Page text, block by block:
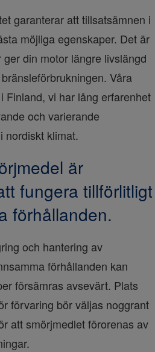
garanterar att tillsatsämnen i
möjliga egenskaper. Det är
din motor längre livslängd
Våra
Finland, vi har lång erfarenhet
och varierande
nordiskt klimat.
är
fungera tillförlitligt
förhållanden.
och hantering av
förhållanden kan
försämras avsevärt. Plats
förvaring bör väljas noggrant
att smörjmedlet förorenas av